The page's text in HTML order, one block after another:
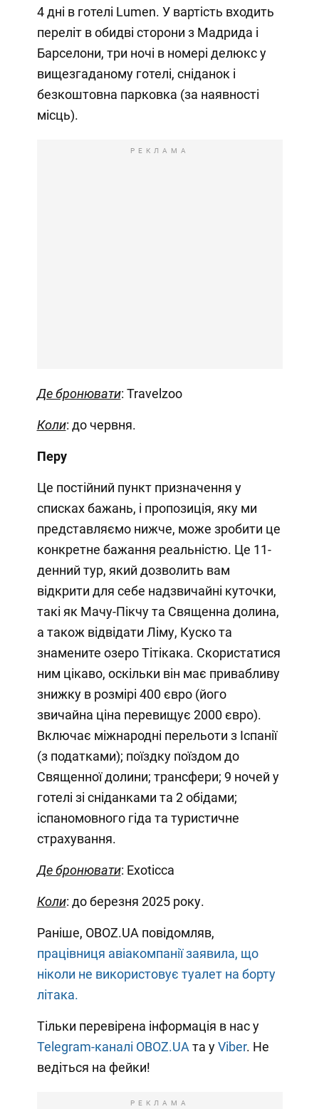
4 дні в готелі Lumen. У вартість входить
переліт в обидві сторони з Мадрида і
Барселони, три ночі в номері делюкс у
вищезгаданому готелі, сніданок і
безкоштовна парковка (за наявності
місць).
РЕКЛАМА
Де бронювати: Travelzoo
Коли: до червня.
Перу
Це постійний пункт призначення у
списках бажань, і пропозиція, яку ми
представляємо нижче, може зробити це
конкретне бажання реальністю. Це 11-
денний тур, який дозволить вам
відкрити для себе надзвичайні куточки,
такі як Мачу-Пікчу та Священна долина,
а також відвідати Ліму, Куско та
знамените озеро Тітікака. Скористатися
ним цікаво, оскільки він має привабливу
знижку в розмірі 400 євро (його
звичайна ціна перевищує 2000 євро).
Включає міжнародні перельоти з Іспанії
(з податками); поїздку поїздом до
Священної долини; трансфери; 9 ночей у
готелі зі сніданками та 2 обідами;
іспаномовного гіда та туристичне
страхування.
Де бронювати: Exoticca
Коли: до березня 2025 року.
Раніше, OBOZ.UA повідомляв,
працівниця авіакомпанії заявила, що
ніколи не використовує туалет на борту
літака.
Тільки перевірена інформація в нас у
Telegram-каналі OBOZ.UA та уViber. Не
ведіться на фейки!
РЕКЛАМА